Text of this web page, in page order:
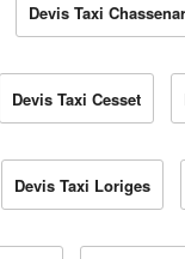
Devis Taxi
Devis Taxi Cesset
Devis Taxi Loriges